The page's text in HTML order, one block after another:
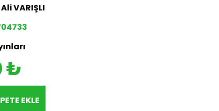
VARIŞLI
₺
EKLE